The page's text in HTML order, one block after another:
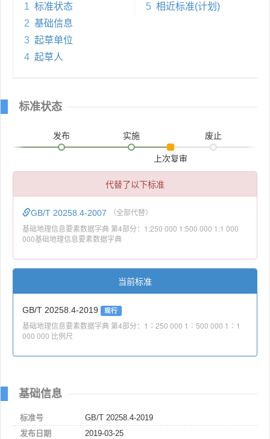
1 标准状态
2 基础信息
3 起草单位
4 起草人
5 相近标准(计划)
标准状态
发布 实施
上次复审
废止
代替了以下标准
GB/T 20258.4-2007 （全部代替）
基础地理信息要素数据字典 第4部分：1:250 000 1:500 000 1:1 000
000基础地理信息要素数据字典
当前标准
GB/T 20258.4-2019 现行
基础地理信息要素数据字典 第4部分：1∶250 000 1∶500 000 1∶1
000 000 比例尺
基础信息
标准号
GB/T 20258.4-2019
发布日期
2019-03-25